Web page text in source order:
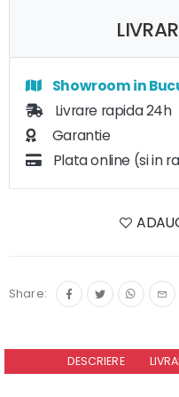
Showroom in
Livrare rapida 24h
Garantie
Plata online (si in
Share:
DESCRIERE